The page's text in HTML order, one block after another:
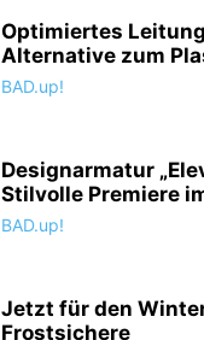
Optimiertes
Alternative zum
BAD.up!
Designarmatur
Stilvolle Premiere
BAD.up!
Jetzt für den
Frostsichere